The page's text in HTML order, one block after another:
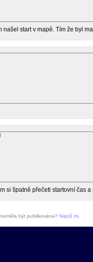
našel start v mapě. Tím že byl
si špatně přečetl startovní čas
být publikována? Napiš mi.